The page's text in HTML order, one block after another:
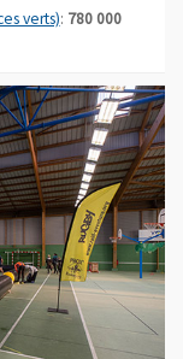
verts), Ouvre une
: 780 000